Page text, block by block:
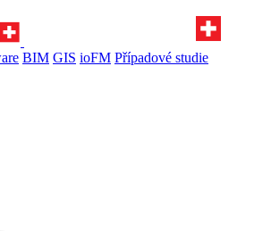
BIM GIS ioFM Případové studie